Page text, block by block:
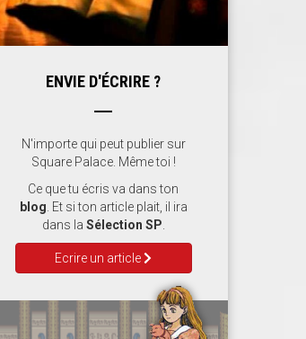
ENVIE D'ÉCRIRE ?
N'importe qui peut publier sur
Square Palace. Même toi !
Ce que tu écris va dans ton
blog . Et si ton article plait, il ira
dans la Sélection SP
Ecrire un article